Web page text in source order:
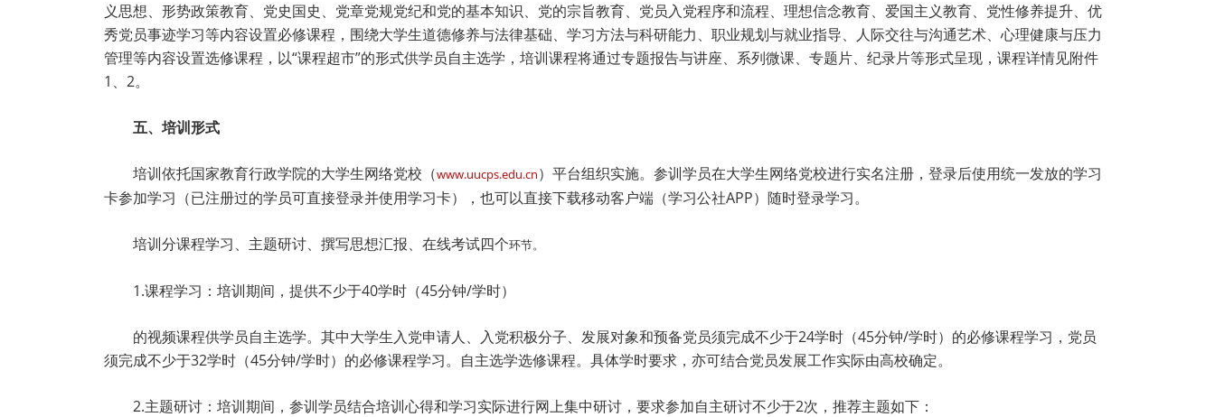
义思想、形势政策教育、党史国史、党章党规党纪和党的基本知识、党的宗旨教育、党员入党程序和流程、理想信念教育、爱国主义教育、党性修养提升、优
秀党员事迹学习等内容设置必修课程，围绕大学生道德修养与法律基础、学习方法与科研能力、职业规划与就业指导、人际交往与沟通艺术、心理健康与压力
管理等内容设置选修课程，以“课程超市”的形式供学员自主选学，培训课程将通过专题报告与讲座、系列微课、专题片、纪录片等形式呈现，课程详情见附件
1、2。
五、培训形式
培训依托国家教育行政学院的大学生网络党校（www.uucps.edu.cn）平台组织实施。参训学员在大学生网络党校进行实名注册，登录后使用统一发放的学习
卡参加学习（已注册过的学员可直接登录并使用学习卡），也可以直接下载移动客户端（学习公社APP）随时登录学习。
培训分课程学习、主题研讨、撰写思想汇报、在线考试四个环节。
1.课程学习：培训期间，提供不少于40学时（45分钟/学时）
的视频课程供学员自主选学。其中大学生入党申请人、入党积极分子、发展对象和预备党员须完成不少于24学时（45分钟/学时）的必修课程学习，党员
须完成不少于32学时（45分钟/学时）的必修课程学习。自主选学选修课程。具体学时要求，亦可结合党员发展工作实际由高校确定。
2.主题研讨：培训期间，参训学员结合培训心得和学习实际进行网上集中研讨，要求参加自主研讨不少于2次，推荐主题如下：